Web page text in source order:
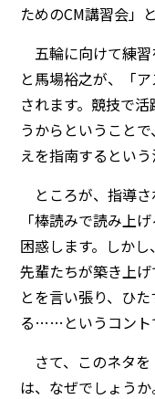
ためのCM講習会」
五輪に向けて練
と馬場裕之が、「
されます。競技で
うからということ
えを指南するという
ところが、指導さ
「棒読みで読み上
困惑します。しかし
先輩たちが築き上
とを言い張り、ひ
る……というコント
さて、このネタを
は、なぜでしょう